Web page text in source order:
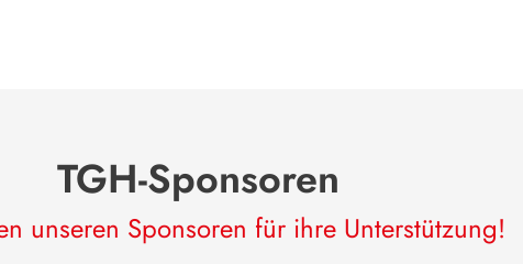
TGH-Sponsoren
unseren Sponsoren für ihre Unterstützung!